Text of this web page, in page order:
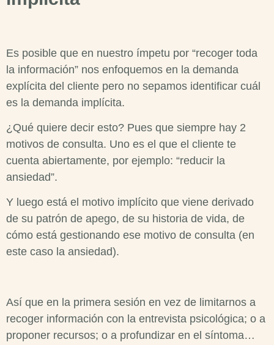
Es posible que en nuestro ímpetu por “recoger toda
la información” nos enfoquemos en la demanda
explícita del cliente pero no sepamos identificar cuál
es la demanda implícita.
¿Qué quiere decir esto? Pues que siempre hay 2
motivos de consulta. Uno es el que el cliente te
cuenta abiertamente, por ejemplo: “reducir la
ansiedad”.
Y luego está el motivo implícito que viene derivado
de su patrón de apego, de su historia de vida, de
cómo está gestionando ese motivo de consulta (en
este caso la ansiedad).
Así que en la primera sesión en vez de limitarnos a
recoger información con la entrevista psicológica; o a
proponer recursos; o a profundizar en el síntoma…